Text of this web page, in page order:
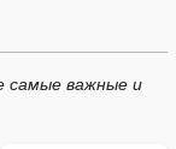
самые важные и